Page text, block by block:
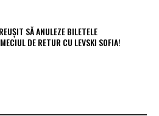
SĂ ANULEZE BILETELE
DE RETUR CU LEVSKI SOFIA!